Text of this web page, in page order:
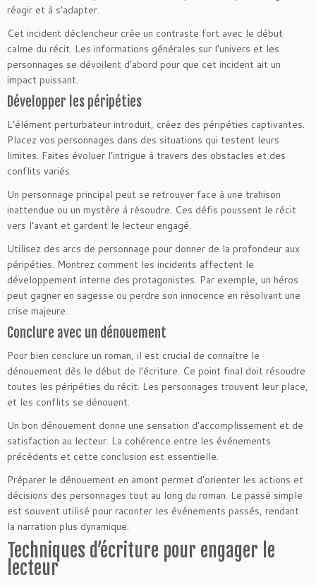
réagir et à s’adapter.
Cet incident déclencheur crée un contraste fort avec le début
calme du récit. Les informations générales sur l’univers et les
personnages se dévoilent d’abord pour que cet incident ait un
impact puissant.
Développer les péripéties
L’élément perturbateur introduit, créez des péripéties captivantes.
Placez vos personnages dans des situations qui testent leurs
limites. Faites évoluer l’intrigue à travers des obstacles et des
conflits variés.
Un personnage principal peut se retrouver face à une trahison
inattendue ou un mystère à résoudre. Ces défis poussent le récit
vers l’avant et gardent le lecteur engagé.
Utilisez des arcs de personnage pour donner de la profondeur aux
péripéties. Montrez comment les incidents affectent le
développement interne des protagonistes. Par exemple, un héros
peut gagner en sagesse ou perdre son innocence en résolvant une
crise majeure.
Conclure avec un dénouement
Pour bien conclure un roman, il est crucial de connaître le
dénouement dès le début de l’écriture. Ce point final doit résoudre
toutes les péripéties du récit. Les personnages trouvent leur place,
et les conflits se dénouent.
Un bon dénouement donne une sensation d’accomplissement et de
satisfaction au lecteur. La cohérence entre les événements
précédents et cette conclusion est essentielle.
Préparer le dénouement en amont permet d’orienter les actions et
décisions des personnages tout au long du roman. Le passé simple
est souvent utilisé pour raconter les événements passés, rendant
la narration plus dynamique.
Techniques d’écriture pour engager le
lecteur